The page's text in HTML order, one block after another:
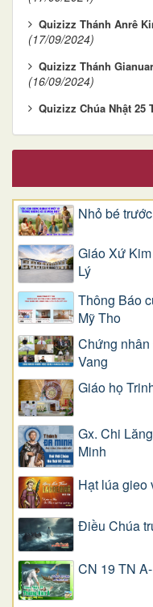
Quizizz Thánh Anrê
(17/09/2024)
Quizizz Thánh
(16/09/2024)
Quizizz Chúa Nhật 25
Nhỏ bé
Giáo Xứ
Lý
Thông Báo
Mỹ Tho
Chứng
Vang
Giáo họ
Gx. Chi
Minh
Hạt lúa gieo
Điều Chúa
CN 19 TN